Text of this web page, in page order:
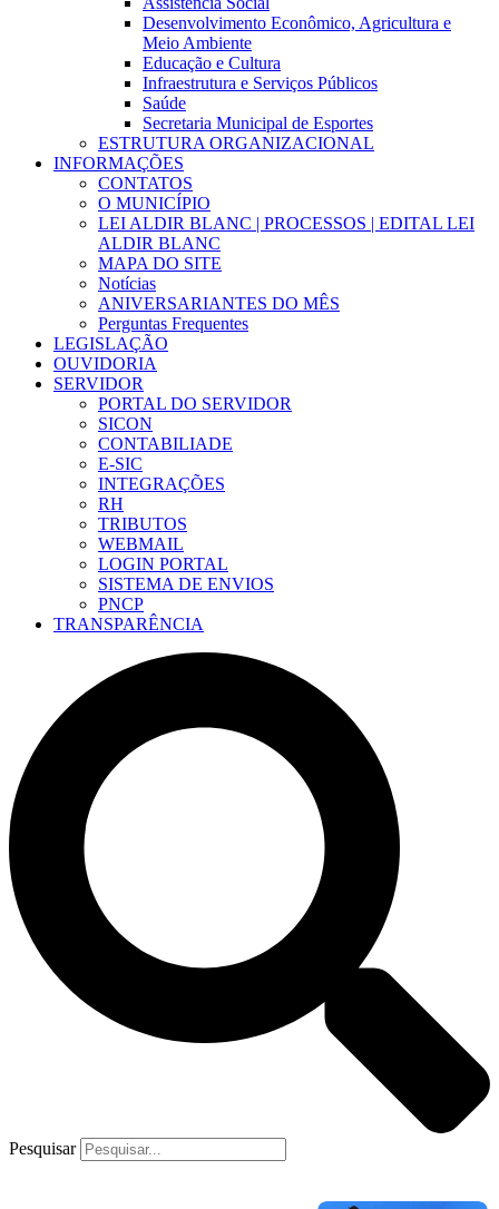
Desenvolvimento Econômico, Agricultura e
Meio Ambiente
Educação e Cultura
Infraestrutura e Serviços Públicos
Saúde
Secretaria Municipal de Esportes
ESTRUTURA ORGANIZACIONAL
INFORMAÇÕES
CONTATOS
O MUNICÍPIO
LEI ALDIR BLANC | PROCESSOS | EDITAL LEI
ALDIR BLANC
MAPA DO SITE
Notícias
ANIVERSARIANTES DO MÊS
Perguntas Frequentes
LEGISLAÇÃO
OUVIDORIA
SERVIDOR
PORTAL DO SERVIDOR
SICON
CONTABILIADE
E-SIC
INTEGRAÇÕES
RH
TRIBUTOS
WEBMAIL
LOGIN PORTAL
SISTEMA DE ENVIOS
PNCP
TRANSPARÊNCIA
Pesquisar